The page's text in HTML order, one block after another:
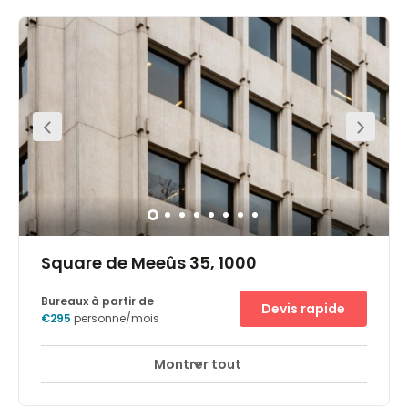
inner ring road of Brussels and the Parc Royal. The light,
airy space has views over the city. Perfectly located in the
center of Brussels, on top of the Central Station, the space
will be nestled in this iconic art deco building. Parking is
also available onsite making morning commute an
easy one. Bus services are available a short three-minute
walk away from the office. Within walking distance, will
find a range of restaurants, hotels, and other useful
Square de Meeûs 35, 1000
Accès 24 heures sur 24 Espaces de détente
Bureaux à partir de
€295 personne/mois
Devis rapide
Montrer tout